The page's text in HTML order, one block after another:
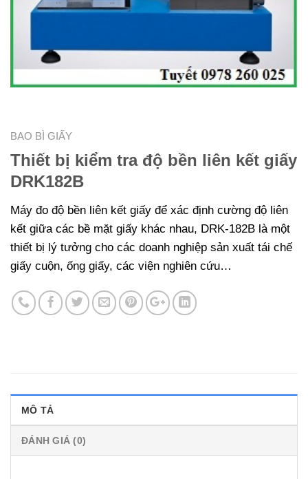
BAO BÌ GIẤY
Thiết bị kiểm tra độ bền liên kết giấy
DRK182B
Máy đo độ bền liên kết giấy để xác định cường độ liên
kết giữa các bề mặt giấy khác nhau, DRK-182B là một
thiết bị lý tưởng cho các doanh nghiệp sản xuất tái chế
giấy cuộn, ống giấy, các viện nghiên cứu…
MÔ TẢ
ĐÁNH GIÁ (0)